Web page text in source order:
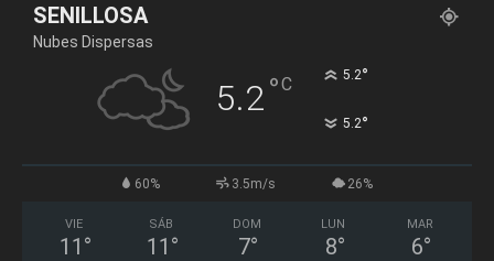
SENILLOSA
Nubes Dispersas
5.2°C 5.2°
5.2°
60% 3.5m/s 26%
VIE
11 °
SÁB
11 °
DOM
7°
LUN
8°
MAR
6°